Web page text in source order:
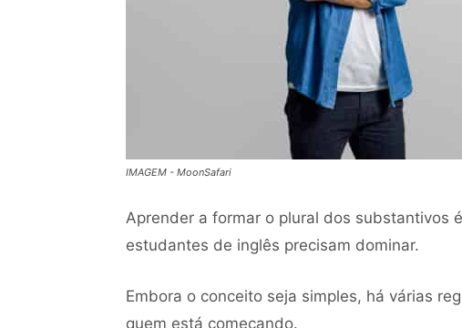
IMAGEM - MoonSafari
Aprender a formar o plural dos substantivos
estudantes de inglês precisam dominar.
Embora o conceito seja simples, há várias
quem está começando.